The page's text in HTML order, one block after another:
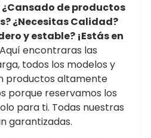
¿Cansado de productos
¿Necesitas Calidad?
y estable? ¡Estás en
Aquí encontraras las
todos los modelos y
productos altamente
porque reservamos los
para ti. Todas nuestras
garantizadas.